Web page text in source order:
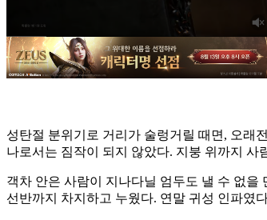
성탄절 분위기로 거리가 술렁거릴 때면, 오래
나로서는 짐작이 되지 않았다. 지붕 위까지
객차 안은 사람이 지나다닐 엄두도 낼 수 없
선반까지 차지하고 누웠다. 연말 귀성 인파였